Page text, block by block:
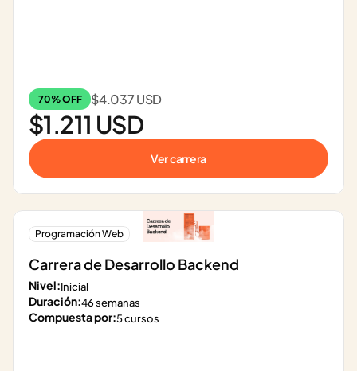
70% OFF $4.037 USD
$1.211 USD
Ver carrera
Programación Web
Carrera de Desarrollo Backend
Nivel:Inicial
Duración:46 semanas
Compuesta por:5 cursos